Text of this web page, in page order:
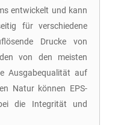
entwickelt und kann
für verschiedene
Drucke von
von den meisten
Ausgabequalität auf
Natur können EPS-
die Integrität und